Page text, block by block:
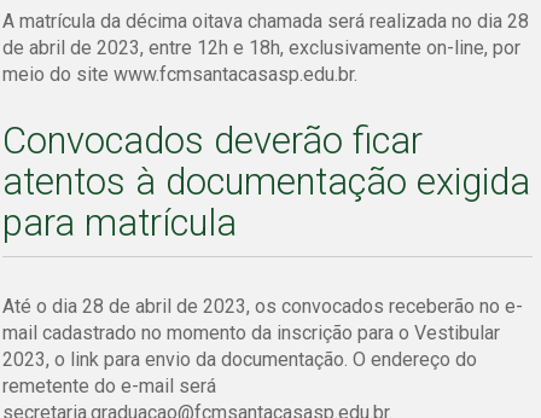
A matrícula da décima oitava chamada será realizada no dia 28
de abril de 2023, entre 12h e 18h, exclusivamente on-line, por
meio do site www.fcmsantacasasp.edu.br.
Convocados deverão ficar
atentos à documentação exigida
para matrícula
Até o dia 28 de abril de 2023, os convocados receberão no e-
mail cadastrado no momento da inscrição para o Vestibular
2023, o link para envio da documentação. O endereço do
remetente do e-mail será
secretaria.graduacao@fcmsantacasasp.edu.br.